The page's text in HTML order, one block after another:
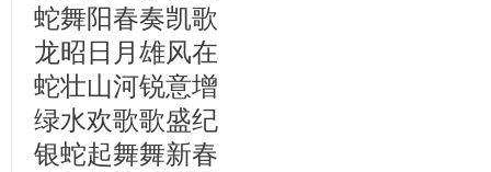
蛇舞阳春奏凯歌
龙昭日月雄风在
蛇壮山河锐意增
绿水欢歌歌盛纪
银蛇起舞舞新春